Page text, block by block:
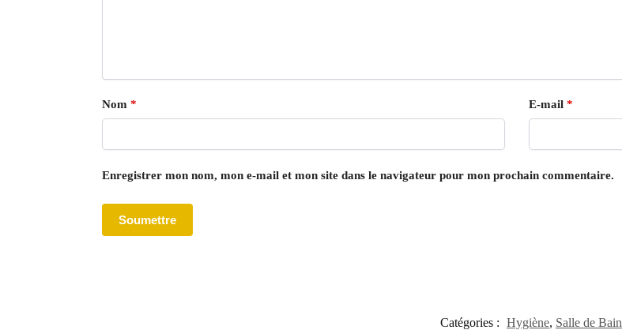
Nom * E-mail *
Enregistrer mon nom, mon e-mail et mon site dans le navigateur pour mon prochain commentaire.
Catégories : Hygiène, Salle de Bain